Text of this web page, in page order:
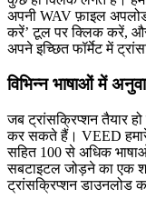
अपनी WAV फ़ाइल
करें’ टूल पर क्लिक करें,
अपने इच्छित फॉर्मेट में
विभिन्न भाषाओं में
जब ट्रांसक्रिप्शन तैयार
कर सकते हैं। VEED
सहित 100 से अधिक
सबटाइटल जोड़ने का एक
ट्रांसक्रिप्शन डाउनलोड